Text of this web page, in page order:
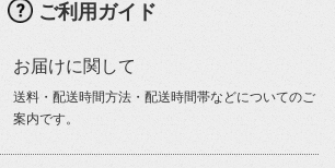
ご利用ガイド
お届けに関して
送料・配送時間方法・配送時間帯などについてのご
案内です。